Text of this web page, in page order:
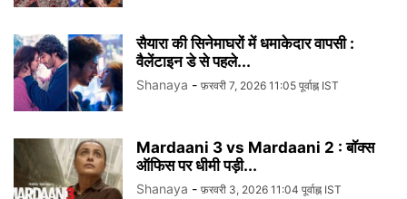
सैयारा की सिनेमाघरों में धमाकेदार वापसी :
वैलेंटाइन डे से पहले...
Shanaya - फ़रवरी 7, 2026 11:05 पूर्वाह्न IST
Mardaani 3 vs Mardaani 2 : बॉक्स
ऑफिस पर धीमी पड़ी...
Shanaya - फ़रवरी 3, 2026 11:04 पूर्वाह्न IST